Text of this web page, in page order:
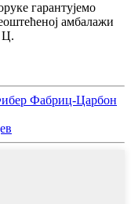
гарантујемо
амбалажи
Ц.
Фабриц-Царбон